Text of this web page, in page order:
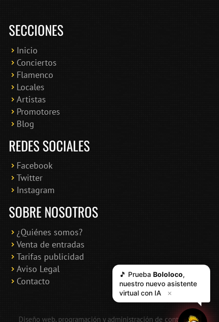
SECCIONES
Inicio
Conciertos
Flamenco
Locales
Artistas
Promotores
Blog
REDES SOCIALES
Facebook
Twitter
Instagram
SOBRE NOSOTROS
¿Quiénes somos?
Venta de entradas
Tarifas publicidad
Aviso Legal
Contacto
Diseño web, programación y administración de contenidos:
🎵 Prueba Bololoco,
nuestro nuevo asistente
virtual con IA
✕